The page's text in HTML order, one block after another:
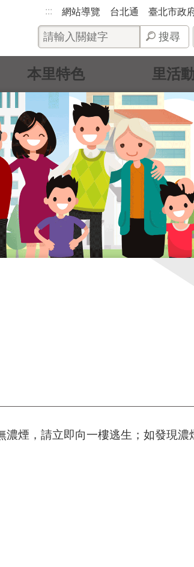
::: 網站導覽 台北通 臺北市政
搜尋
本里特色 里活
煙，請立即向一樓逃生；如發現濃